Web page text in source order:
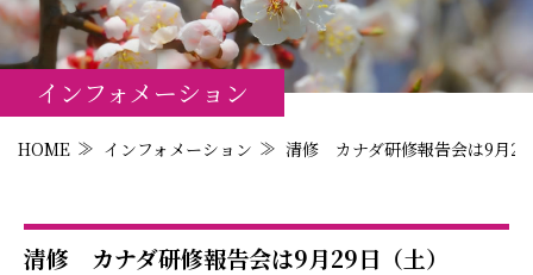
インフォメーション
HOME インフォメーション 清修 カナダ研修報告会は9月29
清修 カナダ研修報告会は9月29日（土）